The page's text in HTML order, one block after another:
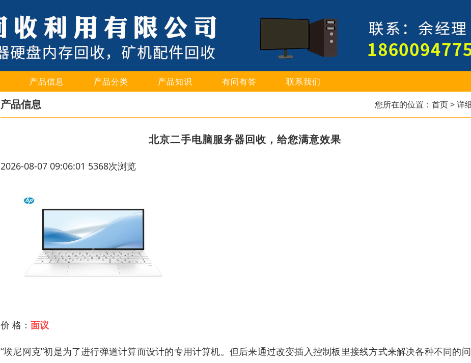
产品信息 产品分类 产品知识 有问有答 联系我们
产品信息 您所在的位置： 首页> 详
北京二手电脑服务器回收，给您满意效果
2026-08-07 09:06:01 5368次浏览
价 格： 面议
“埃尼阿克”初是为了进行弹道计算而设计的专用计算机。但后来通过改变插入控制板里接线方式来解决各种不同的